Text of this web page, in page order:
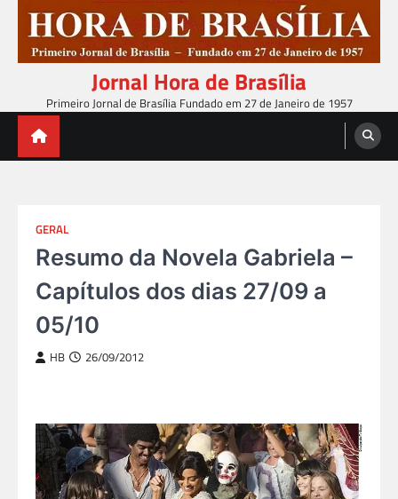
content
Jornal Hora de Brasília
Primeiro Jornal de Brasília Fundado em 27 de Janeiro de 1957
GERAL
Resumo da Novela Gabriela –
Capítulos dos dias 27/09 a
05/10
HB 26/09/2012